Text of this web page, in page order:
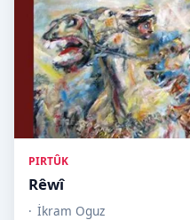
PIRTÛK
Rêwî
İkram Oguz